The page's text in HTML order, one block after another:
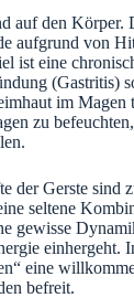
auf den Körper.
aufgrund von
ist eine
(Gastritis)
im
zu
der Gerste sind
seltene
gewisse
einhergeht.
eine
befreit.